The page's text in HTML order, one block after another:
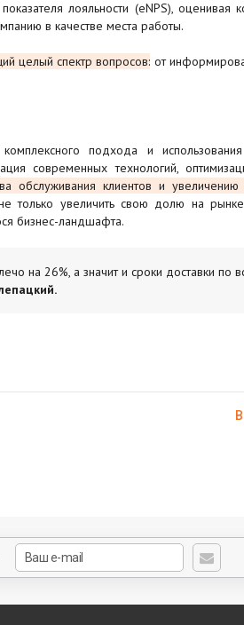
лояльности (eNPS), оценивая
в качестве места работы.
целый спектр вопросов: от
подхода и
современных технологий,
обслуживания клиентов и увеличению
только увеличить свою долю на
бизнес-ландшафта.
на 26%, а значит и сроки доставки по